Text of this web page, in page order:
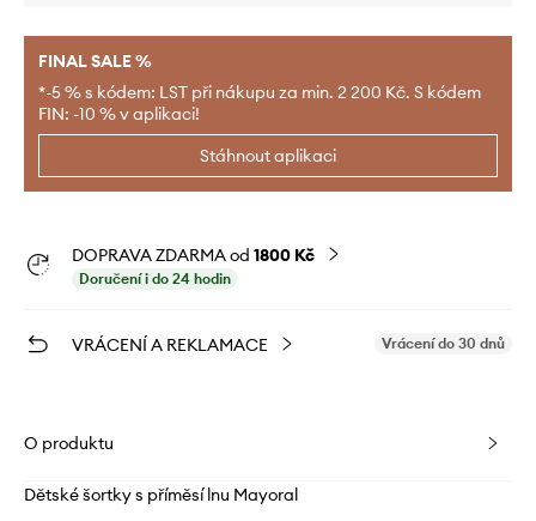
FINAL SALE %
*-5 % s kódem: LST při nákupu za min. 2 200 Kč. S kódem
FIN: -10 % v aplikaci!
Stáhnout aplikaci
DOPRAVA ZDARMA od 1800 Kč
Doručení i do 24 hodin
VRÁCENÍ A REKLAMACE Vrácení do 30 dnů
O produktu
Dětské šortky s příměsí lnu Mayoral